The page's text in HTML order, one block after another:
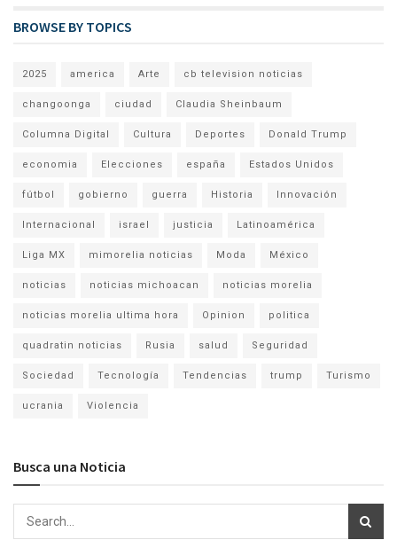
BROWSE BY TOPICS
2025 america Arte cb television noticias
changoonga ciudad Claudia Sheinbaum
Columna Digital Cultura Deportes Donald Trump
economia Elecciones españa Estados Unidos
fútbol gobierno guerra Historia Innovación
Internacional israel justicia Latinoamérica
Liga MX mimorelia noticias Moda México
noticias noticias michoacan noticias morelia
noticias morelia ultima hora Opinion politica
quadratin noticias Rusia salud Seguridad
Sociedad Tecnología Tendencias trump Turismo
ucrania Violencia
Busca una Noticia